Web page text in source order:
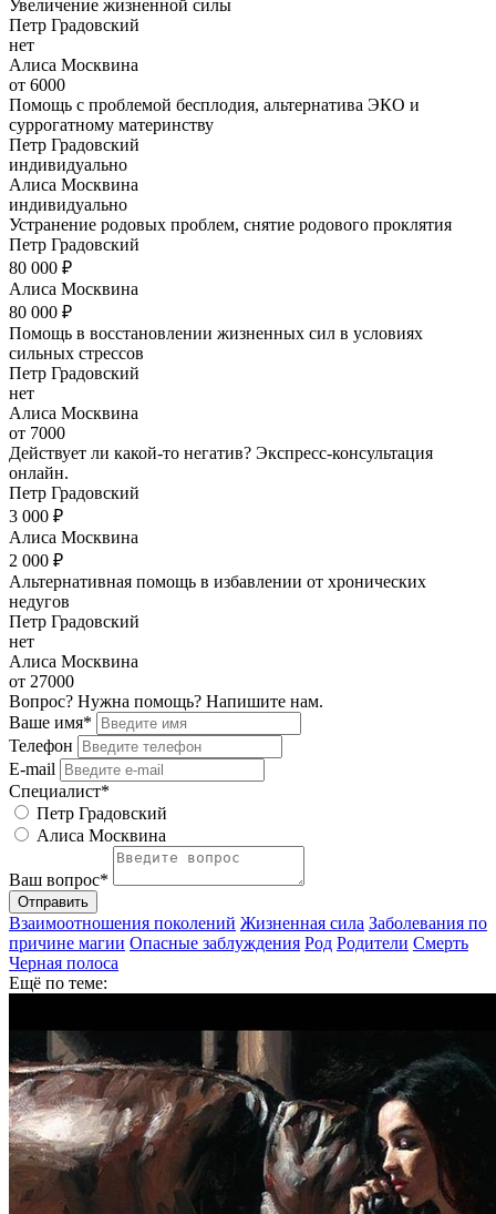
Увеличение жизненной силы
Петр Градовский
нет
Алиса Москвина
от 6000
Помощь с проблемой бесплодия, альтернатива ЭКО и
суррогатному материнству
Петр Градовский
индивидуально
Алиса Москвина
индивидуально
Устранение родовых проблем, снятие родового проклятия
Петр Градовский
80 000 ₽
Алиса Москвина
80 000 ₽
Помощь в восстановлении жизненных сил в условиях
сильных стрессов
Петр Градовский
нет
Алиса Москвина
от 7000
Действует ли какой-то негатив? Экспресс-консультация
онлайн.
Петр Градовский
3 000 ₽
Алиса Москвина
2 000 ₽
Альтернативная помощь в избавлении от хронических
недугов
Петр Градовский
нет
Алиса Москвина
от 27000
Вопрос? Нужна помощь? Напишите нам.
Ваше имя*
Телефон
E-mail
Специалист*
Петр Градовский
Алиса Москвина
Ваш вопрос*
Отправить
Взаимоотношения поколений Жизненная сила Заболевания по
причине магии Опасные заблуждения Род Родители Смерть
Черная полоса
Ещё по теме: